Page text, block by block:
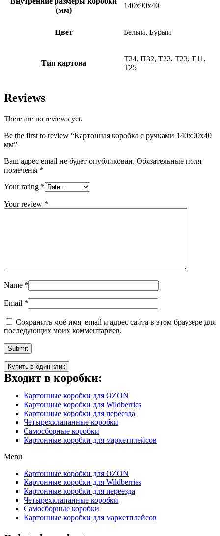
(мм)
140х90х40
Цвет Белый, Бурый
Тип картона
Т24, П32, Т22, Т23, Т11,
Т25
Reviews
There are no reviews yet.
Be the first to review “Картонная коробка с ручками 140х90х40
мм”
Ваш адрес email не будет опубликован. Обязательные поля
помечены *
Your rating *
Your review *
Name *
Email *
Сохранить моё имя, email и адрес сайта в этом браузере для
последующих моих комментариев.
Купить в один клик
Входит в коробки:
Картонные коробки для OZON
Картонные коробки для Wildberries
Картонные коробки для переезда
Четырехклапанные коробки
Самосборные коробки
Картонные коробки для маркетплейсов
Menu
Картонные коробки для OZON
Картонные коробки для Wildberries
Картонные коробки для переезда
Четырехклапанные коробки
Самосборные коробки
Картонные коробки для маркетплейсов